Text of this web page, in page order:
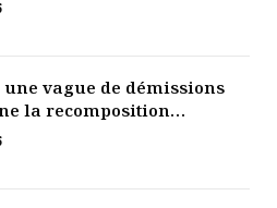
une vague de démissions
la recomposition